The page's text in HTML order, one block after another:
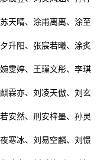
天晴、涂甫离离、涂至
阳、张宸若曦、涂炙
雯婷、王瑾文彤、李琪
霖亦、刘凌天傲、刘玄
然、刑安梓墨、孙灵
寒冰、刘易空麟、刘憬